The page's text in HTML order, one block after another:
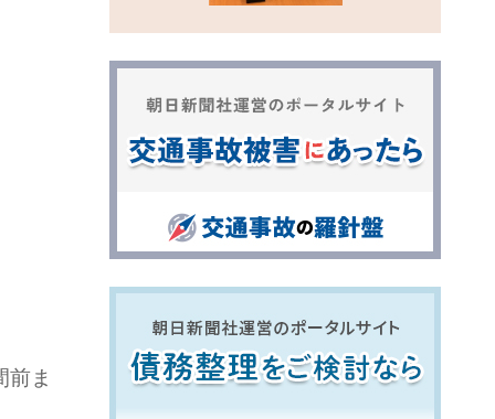
ま